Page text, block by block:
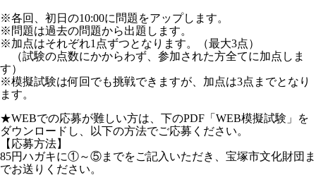
※各回、初日の10:00に問題をアップします。
※問題は過去の問題から出題します。
※加点はそれぞれ1点ずつとなります。（最大3点）
（試験の点数にかからわず、参加された方全てに加点しま
す）
※模擬試験は何回でも挑戦できますが、加点は3点までとなり
ます。
★WEBでの応募が難しい方は、下のPDF「WEB模擬試験」を
ダウンロードし、以下の方法でご応募ください。
【応募方法】
85円ハガキに①～⑤までをご記入いただき、宝塚市文化財団ま
でお送りください。